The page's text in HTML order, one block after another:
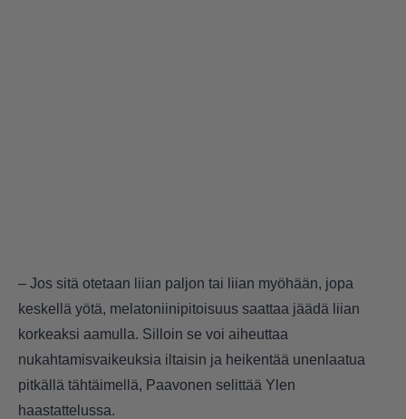
– Jos sitä otetaan liian paljon tai liian myöhään, jopa
keskellä yötä, melatoniinipitoisuus saattaa jäädä liian
korkeaksi aamulla. Silloin se voi aiheuttaa
nukahtamisvaikeuksia iltaisin ja heikentää unenlaatua
pitkällä tähtäimellä, Paavonen selittää Ylen
haastattelussa.